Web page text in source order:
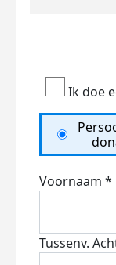
Ik doe
Voornaam *
Tussenv.